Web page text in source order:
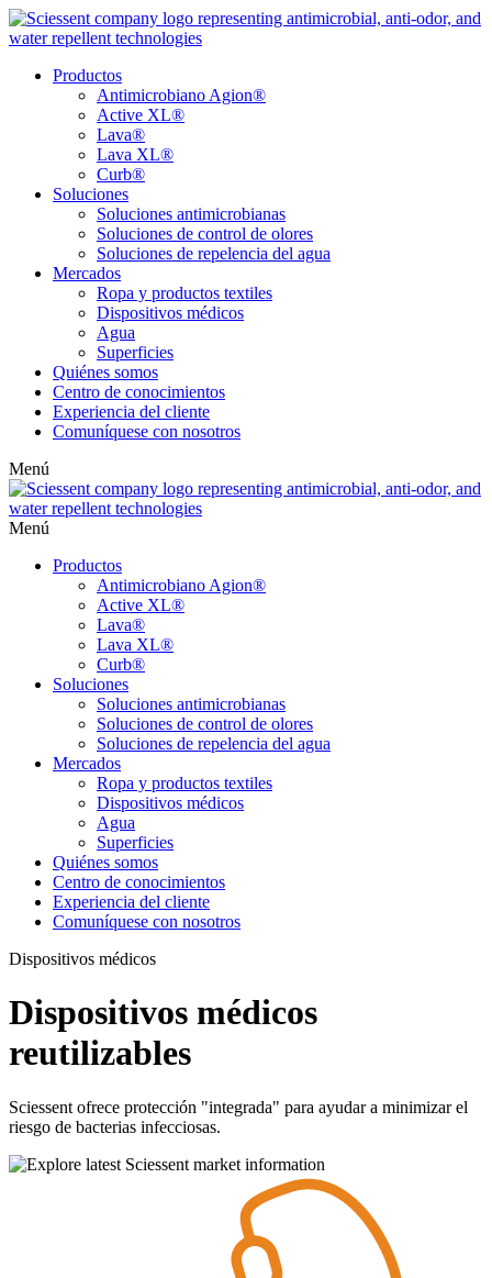
Productos
Antimicrobiano Agion®
Active XL®
Lava®
Lava XL®
Curb®
Soluciones
Soluciones antimicrobianas
Soluciones de control de olores
Soluciones de repelencia del agua
Mercados
Ropa y productos textiles
Dispositivos médicos
Agua
Superficies
Quiénes somos
Centro de conocimientos
Experiencia del cliente
Comuníquese con nosotros
Menú
Menú
Productos
Antimicrobiano Agion®
Active XL®
Lava®
Lava XL®
Curb®
Soluciones
Soluciones antimicrobianas
Soluciones de control de olores
Soluciones de repelencia del agua
Mercados
Ropa y productos textiles
Dispositivos médicos
Agua
Superficies
Quiénes somos
Centro de conocimientos
Experiencia del cliente
Comuníquese con nosotros
Dispositivos médicos
Dispositivos médicos
reutilizables
Sciessent ofrece protección "integrada" para ayudar a minimizar el
riesgo de bacterias infecciosas.